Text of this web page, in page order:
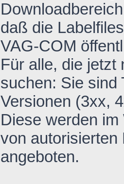
daß die
VAG-COM
Für alle, die jetzt
suchen: Sie sind
Versionen (3xx,
Diese werden
von autorisierten
angeboten.